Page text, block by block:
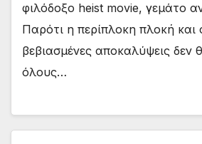
φιλόδοξο heist movie, γεμάτο
Παρότι η περίπλοκη πλοκή και
βεβιασμένες αποκαλύψεις δεν
όλους…